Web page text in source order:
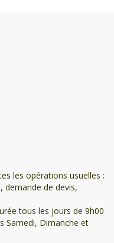
les opérations usuelles :
demande de devis,
tous les jours de 9h00
Samedi, Dimanche et